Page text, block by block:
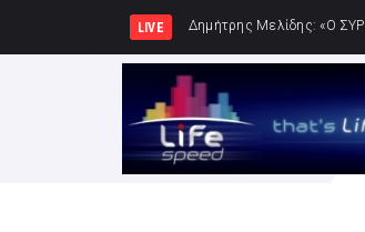
LIVE Σύλληψη δώδεκα ατόμων κ